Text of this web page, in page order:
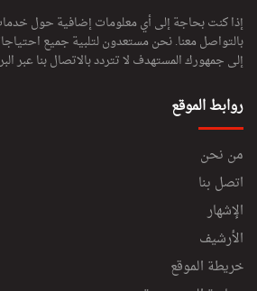
إذا كنت بحاجة إلى أي معلومات إضافية حول خدمات
بالتواصل معنا. نحن مستعدون لتلبية جميع
إلى جمهورك المستهدف لا تتردد بالاتصال بنا عبر
روابط الموقع
من نحن
اتصل بنا
الإشهار
الأرشيف
خريطة الموقع